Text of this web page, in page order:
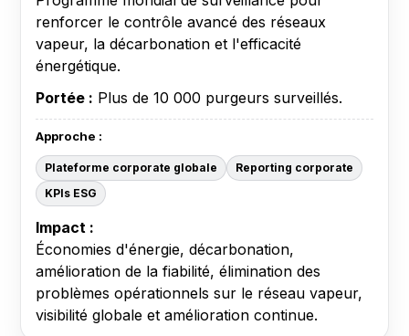
renforcer le contrôle avancé des réseaux
vapeur, la décarbonation et l'efficacité
énergétique.
Portée : Plus de 10 000 purgeurs surveillés.
Approche :
Plateforme corporate globale
Reporting corporate
KPIs ESG
Impact :
Économies d'énergie, décarbonation,
amélioration de la fiabilité, élimination des
problèmes opérationnels sur le réseau vapeur,
visibilité globale et amélioration continue.